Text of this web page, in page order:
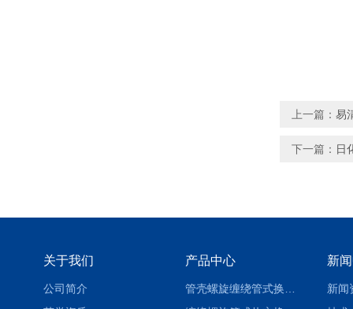
上一篇： 易
下一篇： 日
关于我们
公司简介
产品中心 新
新闻